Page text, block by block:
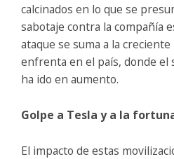
calcinados en lo que se
sabotaje contra la compañía
ataque se suma a la
enfrenta en el país, donde
ha ido en aumento.
Golpe a Tesla y a la
El impacto de estas